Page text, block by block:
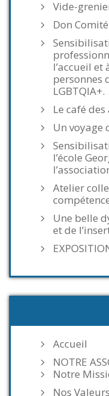
Vide-
Don
l’accueil et
personnes
LGBTQIA+.
Le café des
Un voyage
l’école
Atelier
Une belle
et de
Accueil
NOTRE
Notre
Nos